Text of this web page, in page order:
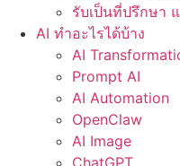
รับเป็นที่ปรึกษา
AI ทำอะไรได้บ้าง
AI
Prompt AI
AI Automation
OpenClaw
AI Image
ChatGPT